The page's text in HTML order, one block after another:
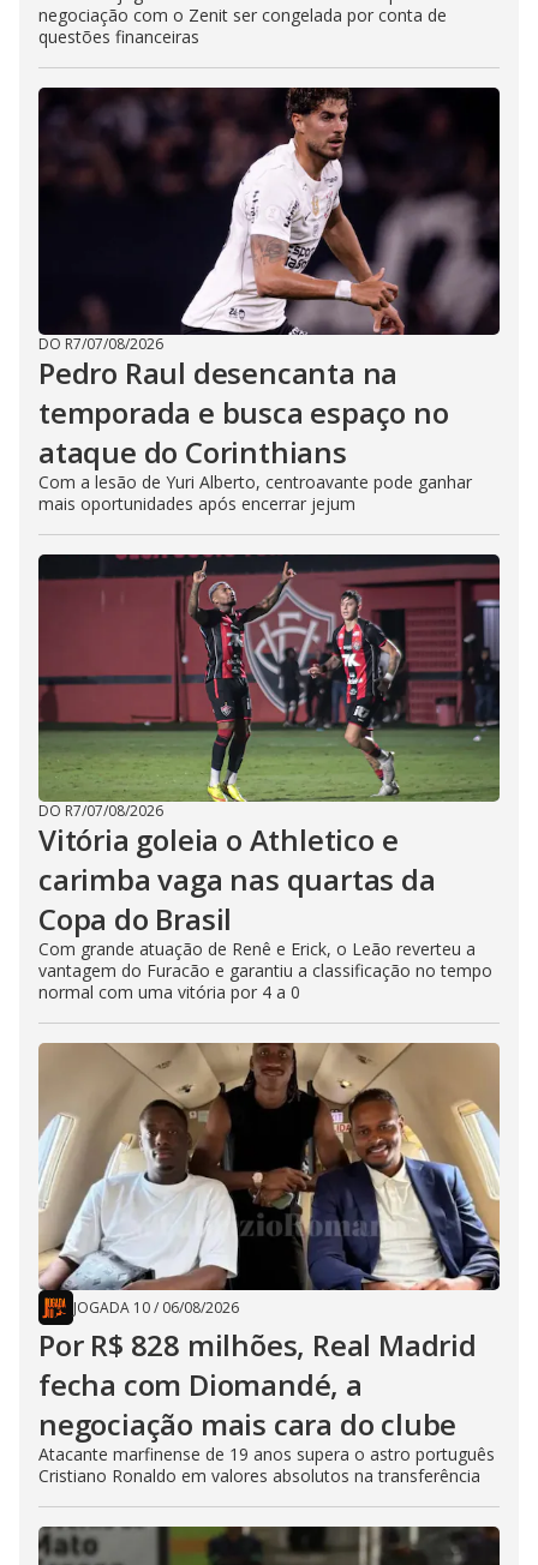
negociação com o Zenit ser congelada por conta de
questões financeiras
DO R7/07/08/2026
Pedro Raul desencanta na
temporada e busca espaço no
ataque do Corinthians
Com a lesão de Yuri Alberto, centroavante pode ganhar
mais oportunidades após encerrar jejum
DO R7/07/08/2026
Vitória goleia o Athletico e
carimba vaga nas quartas da
Copa do Brasil
Com grande atuação de Renê e Erick, o Leão reverteu a
vantagem do Furacão e garantiu a classificação no tempo
normal com uma vitória por 4 a 0
JOGADA 10/ 06/08/2026
Por R$ 828 milhões, Real Madrid
fecha com Diomandé, a
negociação mais cara do clube
Atacante marfinense de 19 anos supera o astro português
Cristiano Ronaldo em valores absolutos na transferência